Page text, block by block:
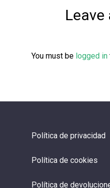
Leave
You must be logged in
Política de privacidad
Política de cookies
Política de